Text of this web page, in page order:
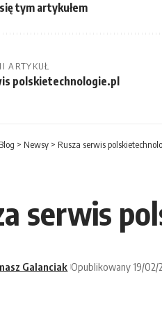
tym artykułem
ARTYKUŁ
polskietechnologie.pl
Blog > Newsy > Rusza serwis
serwis
Galanciak Opublikowany 19/